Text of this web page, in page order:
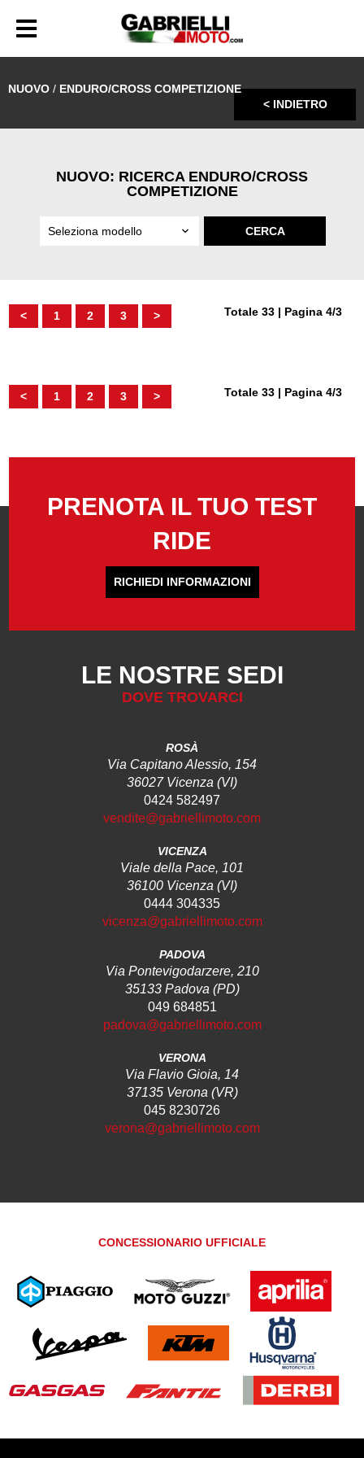
NUOVO / ENDURO/CROSS COMPETIZIONE
< INDIETRO
NUOVO: RICERCA ENDURO/CROSS
COMPETIZIONE
Totale 33 | Pagina 4/3
< 1 2 3 >
Totale 33 | Pagina 4/3
< 1 2 3 >
PRENOTA IL TUO TEST
RIDE
RICHIEDI INFORMAZIONI
LE NOSTRE SEDI
DOVE TROVARCI
ROSÀ
Via Capitano Alessio, 154
36027 Vicenza (VI)
0424 582497
vendite@gabriellimoto.com
VICENZA
Viale della Pace, 101
36100 Vicenza (VI)
0444 304335
vicenza@gabriellimoto.com
PADOVA
Via Pontevigodarzere, 210
35133 Padova (PD)
049 684851
padova@gabriellimoto.com
VERONA
Via Flavio Gioia, 14
37135 Verona (VR)
045 8230726
verona@gabriellimoto.com
CONCESSIONARIO UFFICIALE